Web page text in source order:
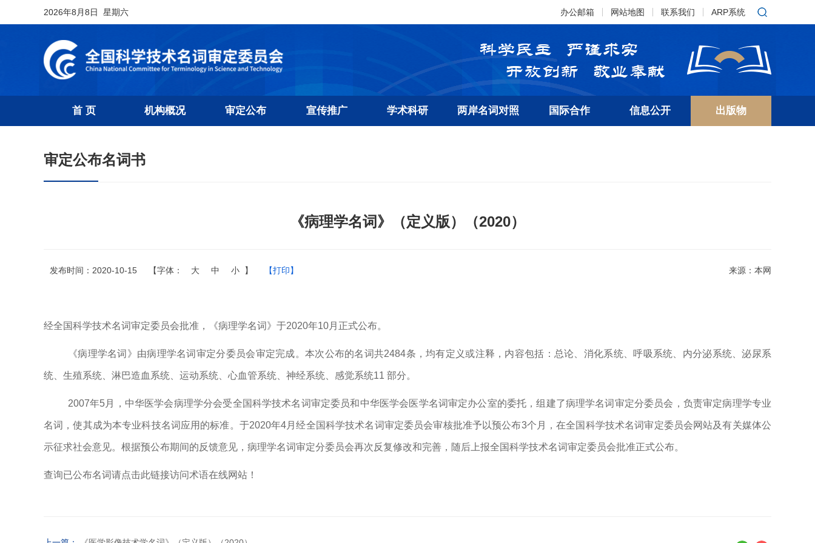
2026年8月8日 星期六 办公邮箱 网站地图 联系我们 ARP系统
首 页 机构概况 审定公布 宣传推广 学术科研 两岸名词对照 国际合作 信息公开 出版物
审定公布名词书
《病理学名词》（定义版）（2020）
发布时间：2020-10-15 【字体： 大 中 小 】 【打印】 来源：本网
经全国科学技术名词审定委员会批准，《病理学名词》于2020年10月正式公布。
《病理学名词》由病理学名词审定分委员会审定完成。本次公布的名词共2484条，均有定义或注释，内容包括：总论、消化系统、呼吸系统、内分泌系统、泌尿系
统、生殖系统、淋巴造血系统、运动系统、心血管系统、神经系统、感觉系统11 部分。
2007年5月，中华医学会病理学分会受全国科学技术名词审定委员和中华医学会医学名词审定办公室的委托，组建了病理学名词审定分委员会，负责审定病理学专业
名词，使其成为本专业科技名词应用的标准。于2020年4月经全国科学技术名词审定委员会审核批准予以预公布3个月，在全国科学技术名词审定委员会网站及有关媒体公
示征求社会意见。根据预公布期间的反馈意见，病理学名词审定分委员会再次反复修改和完善，随后上报全国科学技术名词审定委员会批准正式公布。
查询已公布名词请点击此链接访问术语在线网站！